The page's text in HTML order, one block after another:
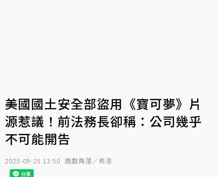
美國國土安全部盜用《寶可夢》片
源惹議！前法務長卻稱：公司幾乎
不可能開告
2025-09-25 13:50 遊戲角落／希洛